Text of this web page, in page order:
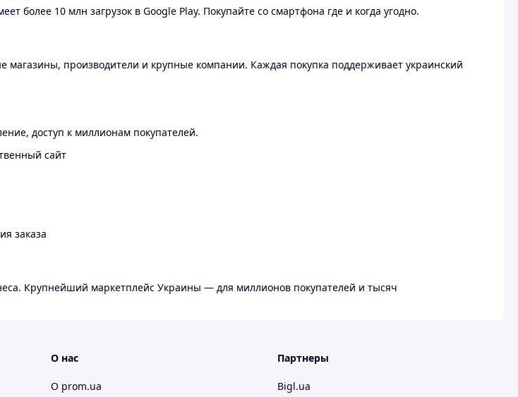
более 10 млн загрузок в Google Play. Покупайте со смартфона где и когда угодно.
производители и крупные компании. Каждая покупка поддерживает украинский
доступ к миллионам покупателей.
сайт
заказа
Крупнейший маркетплейс Украины — для миллионов покупателей и тысяч
О нас
О prom.ua
Партнеры
Bigl.ua